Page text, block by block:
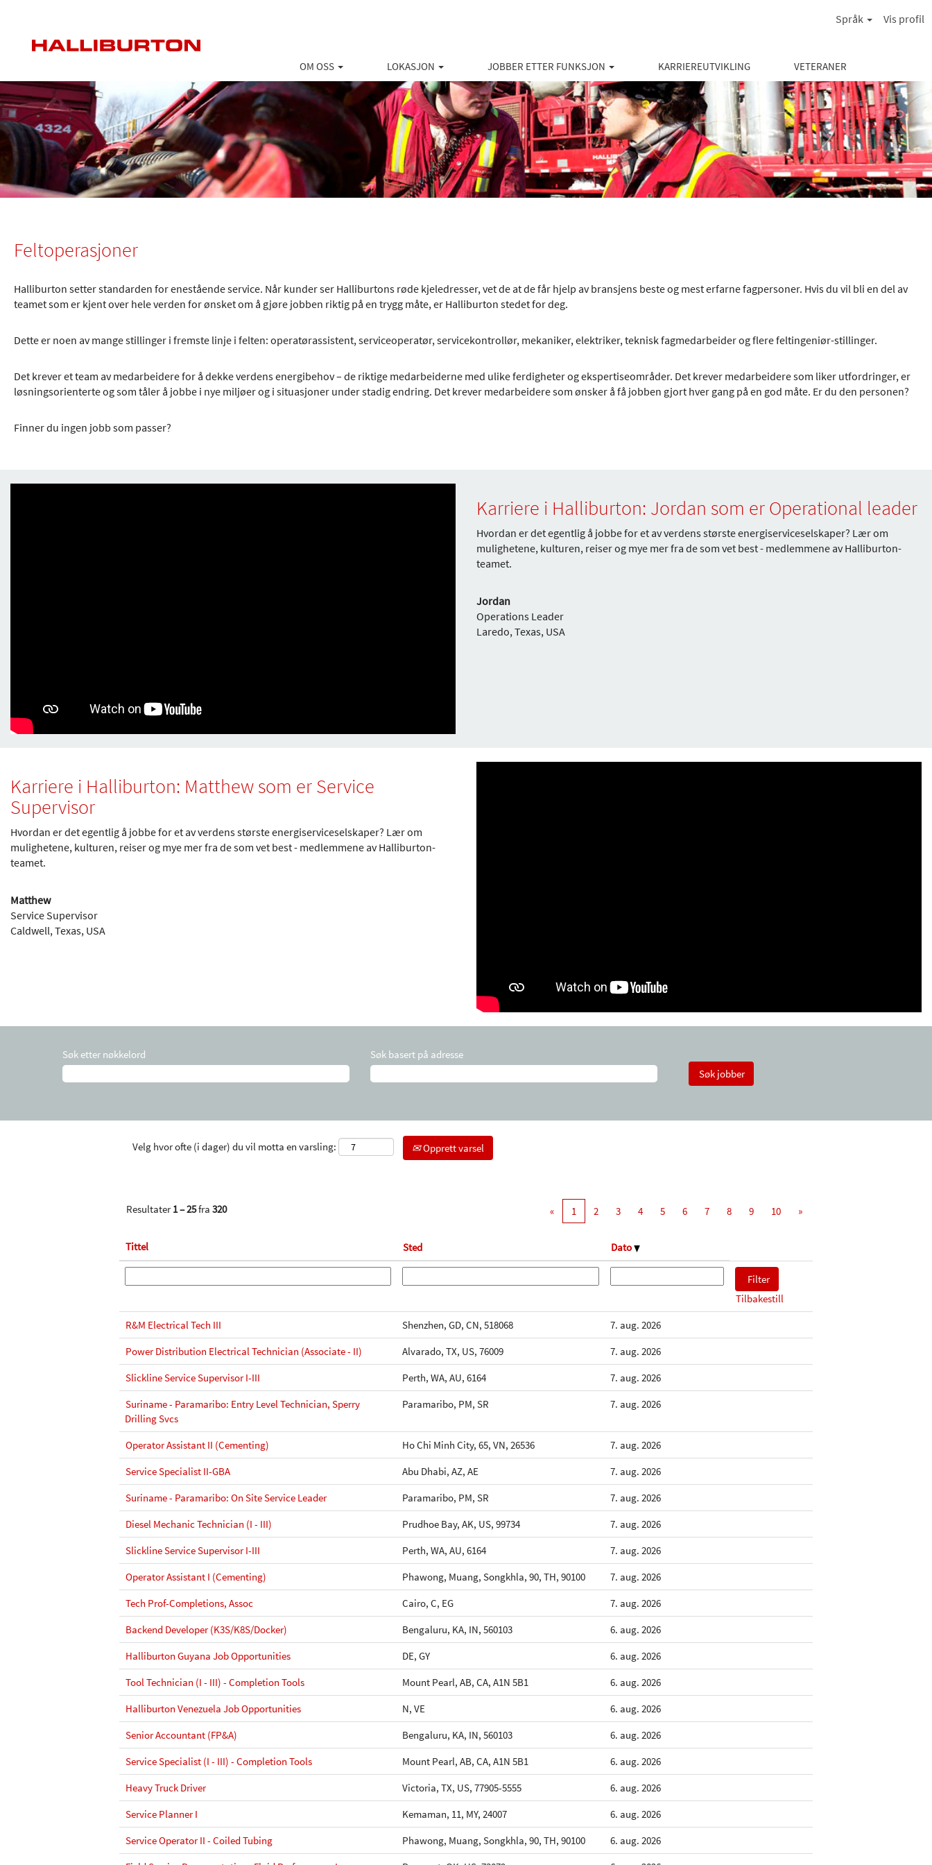
Språk Vis profil
OM OSS LOKASJON JOBBER ETTER FUNKSJON KARRIEREUTVIKLING VETERANER
Feltoperasjoner
Halliburton setter standarden for enestående service. Når kunder ser Halliburtons røde kjeledresser, vet de at de får hjelp av bransjens beste og mest erfarne fagpersoner. Hvis du vil bli en del av
teamet som er kjent over hele verden for ønsket om å gjøre jobben riktig på en trygg måte, er Halliburton stedet for deg.
Dette er noen av mange stillinger i fremste linje i felten: operatørassistent, serviceoperatør, servicekontrollør, mekaniker, elektriker, teknisk fagmedarbeider og flere feltingeniør-stillinger.
Det krever et team av medarbeidere for å dekke verdens energibehov – de riktige medarbeiderne med ulike ferdigheter og ekspertiseområder. Det krever medarbeidere som liker utfordringer, er
løsningsorienterte og som tåler å jobbe i nye miljøer og i situasjoner under stadig endring. Det krever medarbeidere som ønsker å få jobben gjort hver gang på en god måte. Er du den personen?
Finner du ingen jobb som passer?
Karriere i Halliburton: Jordan som er Operational leader
Hvordan er det egentlig å jobbe for et av verdens største energiserviceselskaper? Lær om
mulighetene, kulturen, reiser og mye mer fra de som vet best - medlemmene av Halliburton-
teamet.
Jordan
Operations Leader
Laredo, Texas, USA
Karriere i Halliburton: Matthew som er Service
Supervisor
Hvordan er det egentlig å jobbe for et av verdens største energiserviceselskaper? Lær om
mulighetene, kulturen, reiser og mye mer fra de som vet best - medlemmene av Halliburton-
teamet.
Matthew
Service Supervisor
Caldwell, Texas, USA
Søk etter nøkkelord Søk basert på adresse
Velg hvor ofte (i dager) du vil motta en varsling: Opprett varsel
Resultater1 – 25fra 320 « 1 2 3 4 5 6 7 8 9 10 »
Tittel Sted Dato
Tilbakestill
R&M Electrical Tech III
Shenzhen, GD, CN, 518068
7. aug. 2026
Power Distribution Electrical Technician (Associate - II)
Alvarado, TX, US, 76009
7. aug. 2026
Slickline Service Supervisor I-III
Perth, WA, AU, 6164
7. aug. 2026
Suriname - Paramaribo: Entry Level Technician, Sperry
Drilling Svcs
Paramaribo, PM, SR 7. aug. 2026
Operator Assistant II (Cementing) Ho Chi Minh City, 65, VN, 26536
7. aug. 2026
Service Specialist II-GBA
Abu Dhabi, AZ, AE
7. aug. 2026
Suriname - Paramaribo: On Site Service Leader
Paramaribo, PM, SR
7. aug. 2026
Diesel Mechanic Technician (I - III)
Prudhoe Bay, AK, US, 99734
7. aug. 2026
Slickline Service Supervisor I-III
Perth, WA, AU, 6164
7. aug. 2026
Operator Assistant I (Cementing)
Phawong, Muang, Songkhla, 90, TH, 90100
7. aug. 2026
Tech Prof-Completions, Assoc
Cairo, C, EG
7. aug. 2026
Backend Developer (K3S/K8S/Docker)
Bengaluru, KA, IN, 560103
6. aug. 2026
Halliburton Guyana Job Opportunities
DE, GY
6. aug. 2026
Tool Technician (I - III) - Completion Tools
Mount Pearl, AB, CA, A1N 5B1
6. aug. 2026
Halliburton Venezuela Job Opportunities
N, VE
6. aug. 2026
Senior Accountant (FP&A)
Bengaluru, KA, IN, 560103
6. aug. 2026
Service Specialist (I - III) - Completion Tools
Mount Pearl, AB, CA, A1N 5B1
6. aug. 2026
Heavy Truck Driver
Victoria, TX, US, 77905-5555
6. aug. 2026
Service Planner I
Kemaman, 11, MY, 24007
6. aug. 2026
Service Operator II - Coiled Tubing
Phawong, Muang, Songkhla, 90, TH, 90100
6. aug. 2026